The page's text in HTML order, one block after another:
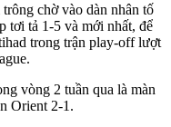
chờ vào dàn nhân tố
tơi tả 1-5 và mới nhất, để
trong trận play-off lượt
vòng 2 tuần qua là màn
Orient 2-1.